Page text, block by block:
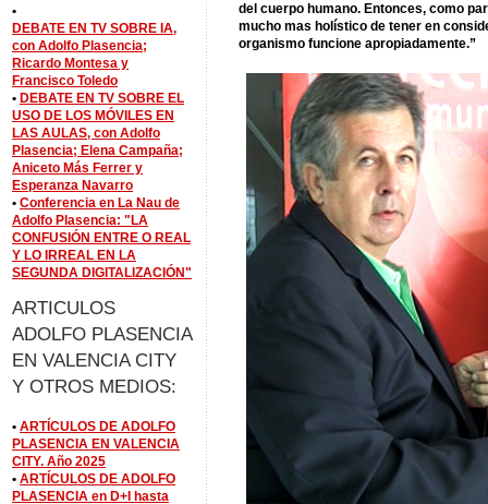
del cuerpo humano. Entonces, como
mucho mas holístico de tener en
organismo funcione apropiadamente.”
•
DEBATE EN TV SOBRE IA,
con Adolfo Plasencia;
Ricardo Montesa y
Francisco Toledo
• DEBATE EN TV SOBRE EL
USO DE LOS MÓVILES EN
LAS AULAS, con Adolfo
Plasencia; Elena Campaña;
Aniceto Más Ferrer y
Esperanza Navarro
• Conferencia en La Nau de
Adolfo Plasencia: "LA
CONFUSIÓN ENTRE O REAL
Y LO IRREAL EN LA
SEGUNDA DIGITALIZACIÓN"
ARTICULOS
ADOLFO PLASENCIA
EN VALENCIA CITY
Y OTROS MEDIOS:
• ARTÍCULOS DE ADOLFO
PLASENCIA EN VALENCIA
CITY. Año 2025
• ARTÍCULOS DE ADOLFO
PLASENCIA en D+I hasta